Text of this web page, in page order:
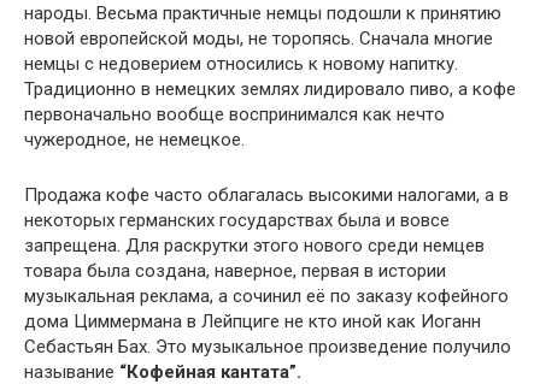
народы. Весьма практичные немцы подошли к принятию
новой европейской моды, не торопясь. Сначала многие
немцы с недоверием относились к новому напитку.
Традиционно в немецких землях лидировало пиво, а кофе
первоначально вообще воспринимался как нечто
чужеродное, не немецкое.
Продажа кофе часто облагалась высокими налогами, а в
некоторых германских государствах была и вовсе
запрещена. Для раскрутки этого нового среди немцев
товара была создана, наверное, первая в истории
музыкальная реклама, а сочинил её по заказу кофейного
дома Циммермана в Лейпциге не кто иной как Иоганн
Себастьян Бах. Это музыкальное произведение получило
называние “Кофейная кантата”.